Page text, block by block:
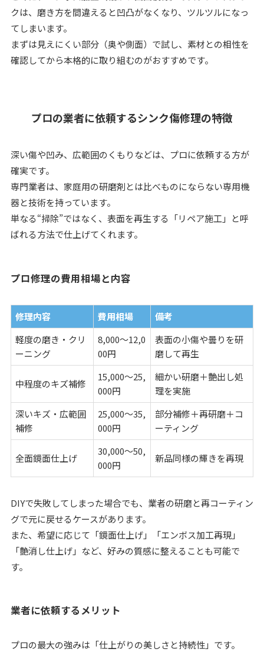
クは、磨き方を間違えると凹凸がなくなり、ツルツルになっ
てしまいます。
まずは見えにくい部分（奥や側面）で試し、素材との相性を
確認してから本格的に取り組むのがおすすめです。
プロの業者に依頼するシンク傷修理の特徴
深い傷や凹み、広範囲のくもりなどは、プロに依頼する方が
確実です。
専門業者は、家庭用の研磨剤とは比べものにならない専用機
器と技術を持っています。
単なる“掃除”ではなく、表面を再生する「リペア施工」と呼
ばれる方法で仕上げてくれます。
プロ修理の費用相場と内容
修理内容 費用相場
備考
軽度の磨き・クリ
ーニング
8,000〜12,0
00円
表面の小傷や曇りを研
磨して再生
中程度のキズ補修
15,000〜25,
000円
細かい研磨＋艶出し処
理を実施
深いキズ・広範囲
補修
25,000〜35,
000円
部分補修＋再研磨＋コ
ーティング
全面鏡面仕上げ
30,000〜50,
000円
新品同様の輝きを再現
DIYで失敗してしまった場合でも、業者の研磨と再コーティン
グで元に戻せるケースがあります。
また、希望に応じて「鏡面仕上げ」「エンボス加工再現」
「艶消し仕上げ」など、好みの質感に整えることも可能で
す。
業者に依頼するメリット
プロの最大の強みは「仕上がりの美しさと持続性」です。